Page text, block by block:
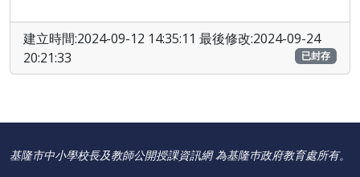
建立時間:2024-09-12 14:35:11 最後修改:2024-09-24
20:21:33
已封存
基隆市中小學校長及教師公開授課資訊網 為基隆巿政府教育處所有。